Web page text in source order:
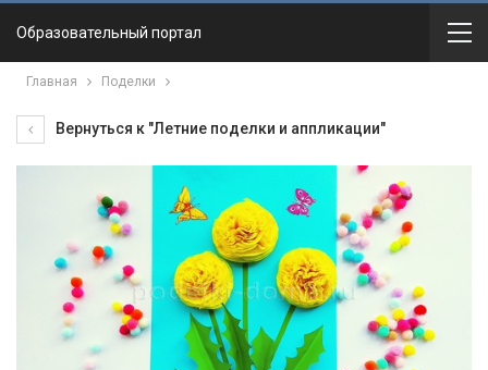
Образовательный портал
Главная Поделки
Вернуться к "Летние поделки и аппликации"